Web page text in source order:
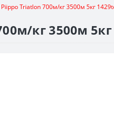
Triatlon 700м/кг 3500м 5кг
кг 3500м